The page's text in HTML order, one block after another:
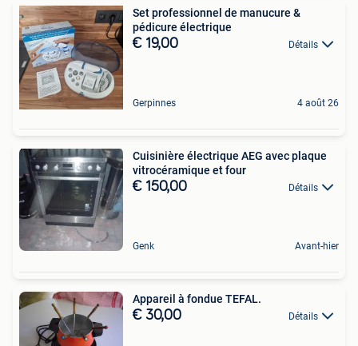
Set professionnel de manucure &
pédicure électrique
€ 19,00 Détails
Gerpinnes 4 août 26
Cuisinière électrique AEG avec plaque
vitrocéramique et four
€ 150,00 Détails
Genk Avant-hier
Appareil à fondue TEFAL.
€ 30,00 Détails